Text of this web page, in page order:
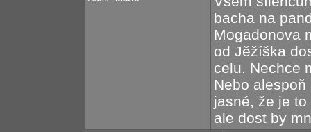
bacha na
Mogadonova
od Jěžíška
celu. Nechce
Nebo
jasné, že je
ale dost by